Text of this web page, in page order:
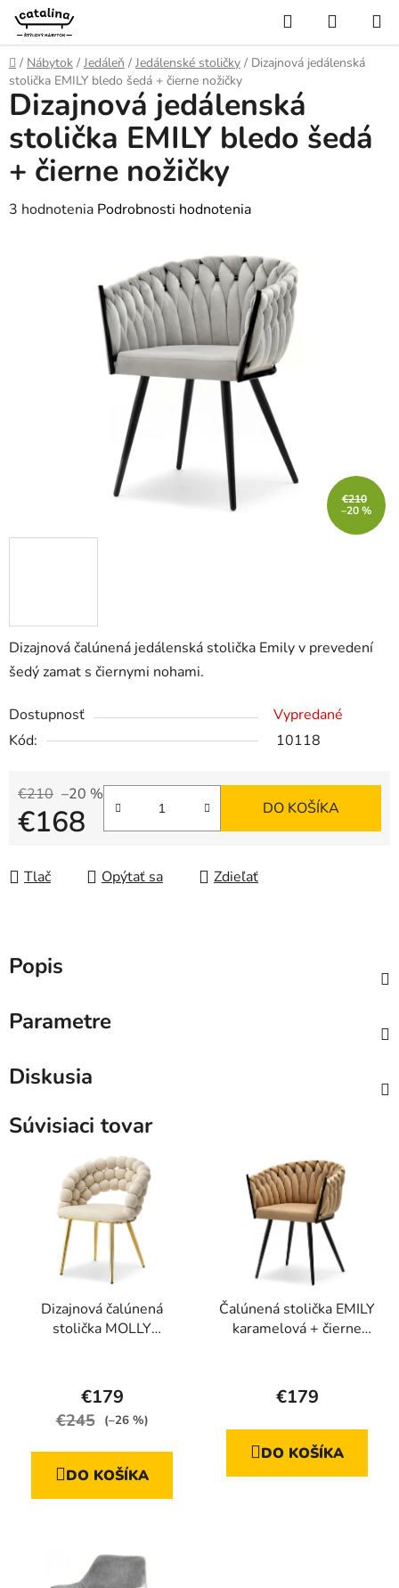
Prejsť
obsah
Hľadať
KOŠÍK
Domov
/ Nábytok / Jedáleň / Jedálenské stoličky / Dizajnová jedálenská
stolička EMILY bledo šedá + čierne nožičky
Dizajnová čalúnená jedálenská stolička Emily v prevedení
šedý zamat s čiernymi nohami.
Dostupnosť
Vypredané
Kód:
10118
€210 –20 %
€168 DO KOŠÍKA
Tlač Opýtať sa Zdieľať
Dizajnová jedálenská
stolička EMILY bledo šedá
+ čierne nožičky
Priemerné
3 hodnotenia Podrobnosti hodnotenia
€210
–20 %
Popis
Parametre
Diskusia
Súvisiaci tovar
Dizajnová čalúnená
stolička MOLLY
€179
€245 (–26 %)
DO KOŠÍKA
Čalúnená stolička EMILY
karamelová + čierne
€179
DO KOŠÍKA